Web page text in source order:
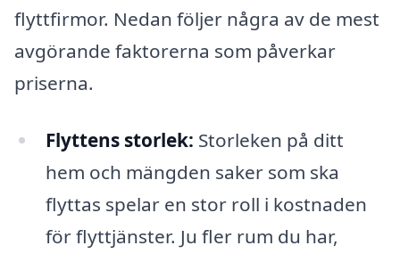
flyttfirmor. Nedan följer några av de mest
avgörande faktorerna som påverkar
priserna.
Flyttens storlek: Storleken på ditt
hem och mängden saker som ska
flyttas spelar en stor roll i kostnaden
för flyttjänster. Ju fler rum du har,